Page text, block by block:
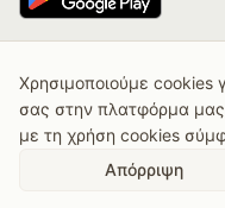
© 2025 Well Be By
Αγορά
Χρησιμοποιούμε cookies
σας στην πλατφόρμα
με τη χρήση cookies
Απόρριψη